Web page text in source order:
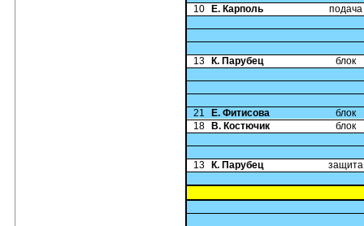
10 Е. Карполь подача
13 К. Парубец блок
21 Е. Фитисова
блок
18
В. Костючик блок
13 К. Парубец защита